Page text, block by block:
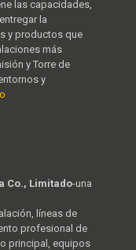
las capacidades,
la
y productos que
más
y Torre de
y
Co., Limitado-una
líneas de
profesional de
principal, equipos